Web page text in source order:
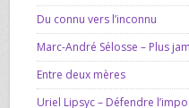
Du connu vers l’inconnu
Marc-André Sélosse – Plus
Entre deux mères
Uriel Lipsyc – Défendre